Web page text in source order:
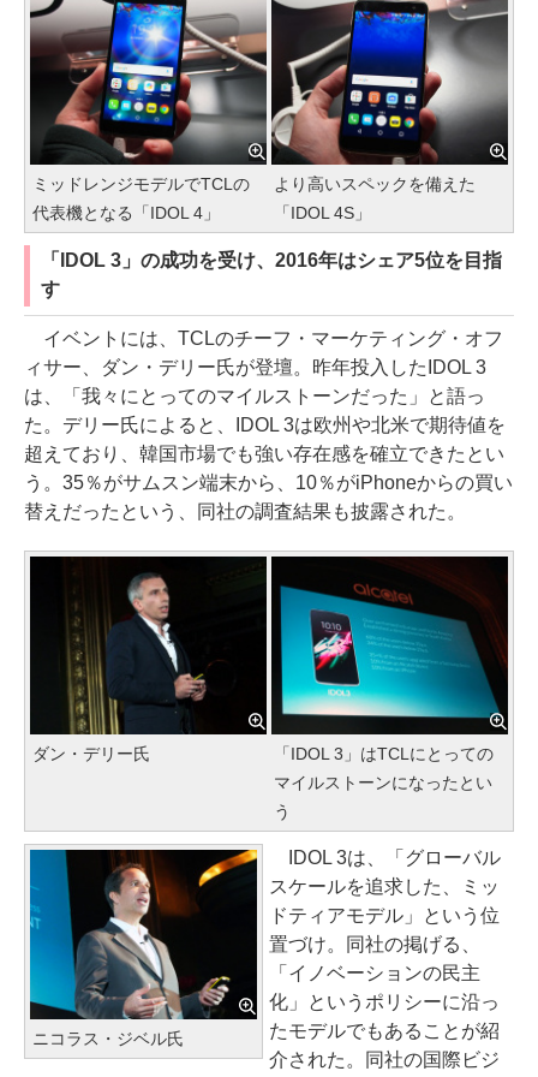
ミッドレンジモデルでTCLの
代表機となる「IDOL 4」
より高いスペックを備えた
「IDOL 4S」
「IDOL 3」の成功を受け、2016年はシェア5位を目指
す
イベントには、TCLのチーフ・マーケティング・オフ
ィサー、ダン・デリー氏が登壇。昨年投入したIDOL 3
は、「我々にとってのマイルストーンだった」と語っ
た。デリー氏によると、IDOL 3は欧州や北米で期待値を
超えており、韓国市場でも強い存在感を確立できたとい
う。35％がサムスン端末から、10％がiPhoneからの買い
替えだったという、同社の調査結果も披露された。
ダン・デリー氏
「IDOL 3」はTCLにとっての
マイルストーンになったとい
う
ニコラス・ジベル氏
IDOL 3は、「グローバル
スケールを追求した、ミッ
ドティアモデル」という位
置づけ。同社の掲げる、
「イノベーションの民主
化」というポリシーに沿っ
たモデルでもあることが紹
介された。同社の国際ビジ